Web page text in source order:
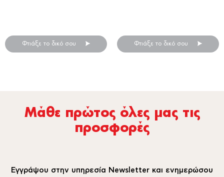
Φτιάξε το δικό σου Φτιάξε το δικό σου
Μάθε πρώτος όλες µας τις
προσφορές
Εγγράψου στην υπηρεσία Newsletter και ενημερώσου